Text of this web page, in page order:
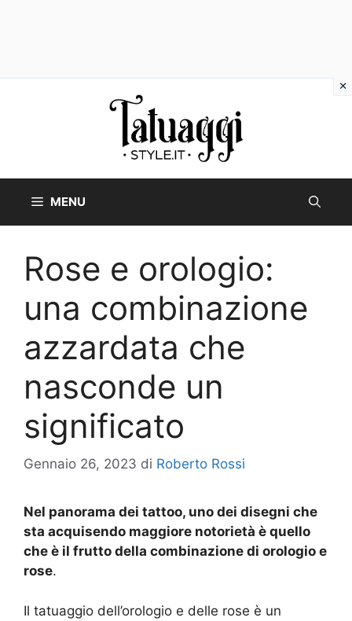
MENU
Rose e orologio:
una combinazione
azzardata che
nasconde un
significato
Gennaio 26, 2023 di Roberto Rossi
Nel panorama dei tattoo, uno dei disegni che
sta acquisendo maggiore notorietà è quello
che è il frutto della combinazione di orologio e
rose.
Il tatuaggio dell’orologio e delle rose è un